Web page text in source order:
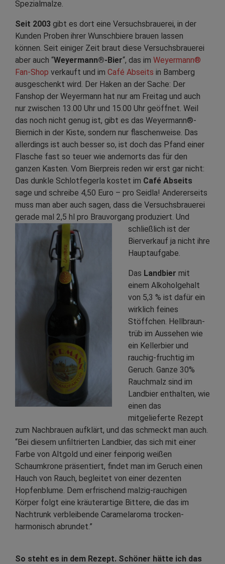
Spezialmalze.
Seit 2003 gibt es dort eine Versuchsbrauerei, in der
Kunden Proben ihrer Wunschbiere brauen lassen
können. Seit einiger Zeit braut diese Versuchsbrauerei
aber auch “Weyermann®-Bier“, das im Weyermann®
Fan-Shop verkauft und im Café Abseits in Bamberg
ausgeschenkt wird. Der Haken an der Sache: Der
Fanshop der Weyermann hat nur am Freitag und auch
nur zwischen 13.00 Uhr und 15.00 Uhr geöffnet. Weil
das noch nicht genug ist, gibt es das Weyermann®-
Biernich in der Kiste, sondern nur flaschenweise. Das
allerdings ist auch besser so, ist doch das Pfand einer
Flasche fast so teuer wie andernorts das für den
ganzen Kasten. Vom Bierpreis reden wir erst gar nicht:
Das dunkle Schlotfegerla kostet im Café Abseits
sage und schreibe 4,50 Euro – pro Seidla! Andererseits
muss man aber auch sagen, dass die Versuchsbrauerei
gerade mal 2,5 hl pro Brauvorgang produziert. Und
schließlich ist der
Bierverkauf ja nicht ihre
Hauptaufgabe.
Das Landbier mit
einem Alkoholgehalt
von 5,3 % ist dafür ein
wirklich feines
Stöffchen. Hellbraun-
trüb im Aussehen wie
ein Kellerbier und
rauchig-fruchtig im
Geruch. Ganze 30%
Rauchmalz sind im
Landbier enthalten, wie
einen das
mitgelieferte Rezept
zum Nachbrauen aufklärt, und das schmeckt man auch.
“Bei diesem unfiltrierten Landbier, das sich mit einer
Farbe von Altgold und einer feinporig weißen
Schaumkrone präsentiert, findet man im Geruch einen
Hauch von Rauch, begleitet von einer dezenten
Hopfenblume. Dem erfrischend malzig-rauchigen
Körper folgt eine kräuterartige Bittere, die das im
Nachtrunk verbleibende Caramelaroma trocken-
harmonisch abrundet.”
So steht es in dem Rezept. Schöner hätte ich das